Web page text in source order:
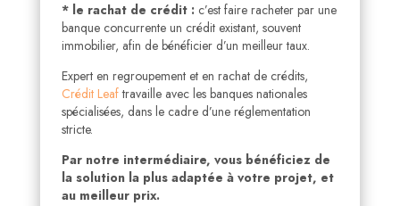
* le rachat de crédit : c’est faire racheter par une
banque concurrente un crédit existant, souvent
immobilier, afin de bénéficier d’un meilleur taux.
Expert en regroupement et en rachat de crédits,
Crédit Leaftravaille avec les banques nationales
spécialisées, dans le cadre d’une réglementation
stricte.
Par notre intermédiaire, vous bénéficiez de
la solution la plus adaptée à votre projet, et
au meilleur prix.